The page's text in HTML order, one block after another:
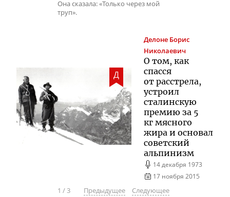
Она сказала: «Только через мой
труп».
Д
Делоне Борис
Николаевич
О том, как
спасся
от расстрела,
устроил
сталинскую
премию за 5
кг мясного
жира и основал
советский
альпинизм
14 декабря 1973
17 ноября 2015
1 /3 Предыдущее
Следующее